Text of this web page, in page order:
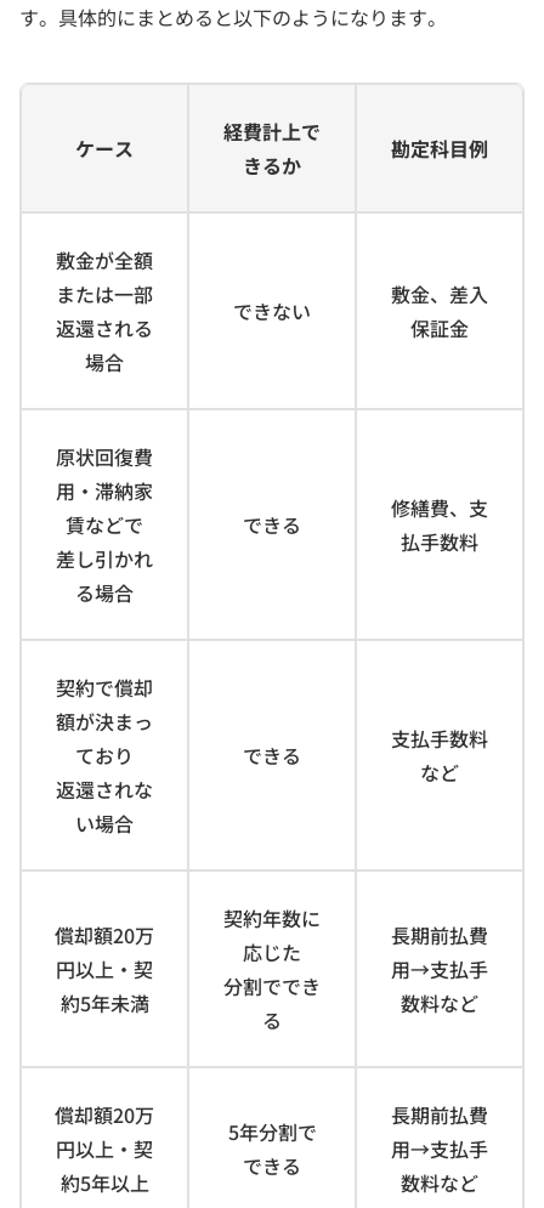
す。具体的にまとめると以下のようになります。
ケース
経費計上で
きるか
勘定科目例
敷金が全額
または一部
返還される
場合
できない
敷金、差入
保証金
原状回復費
用・滞納家
賃などで
差し引かれ
る場合
できる
修繕費、支
払手数料
契約で償却
額が決まっ
ており
返還されな
い場合
できる
支払手数料
など
償却額20万
円以上・契
約5年未満
契約年数に
応じた
分割ででき
る
長期前払費
用→支払手
数料など
償却額20万
円以上・契
約5年以上
5年分割で
できる
長期前払費
用→支払手
数料など